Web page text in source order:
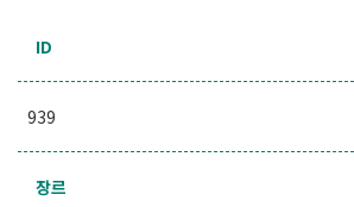
ID
939
장르